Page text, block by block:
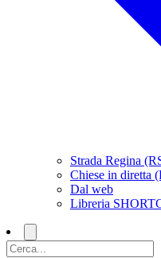
Strada Regina
Chiese in diretta
Dal web
Libreria